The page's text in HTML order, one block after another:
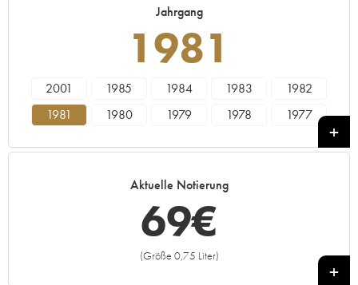
Jahrgang
1981
2001 1985 1984 1983
1982
1981
1980 1979 1978
1977
Aktuelle Notierung
69€
(Größe 0,75 Liter)
+